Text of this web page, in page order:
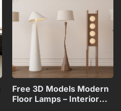
wishlist
Free 3D Models Modern
Floor Lamps – Interior